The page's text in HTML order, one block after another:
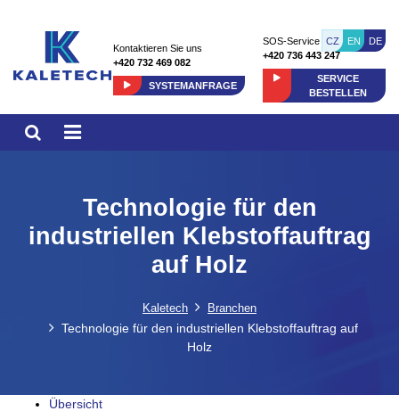
CZ EN DE
Kontaktieren Sie uns
+420 732 469 082
SYSTEMANFRAGE
SOS-Service
+420 736 443 247
SERVICE
BESTELLEN
Technologie für den
industriellen Klebstoffauftrag
auf Holz
Kaletech Branchen
Technologie für den industriellen Klebstoffauftrag auf
Holz
Übersicht